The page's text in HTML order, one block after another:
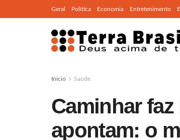
Geral Política Economia Entretenimento
Início Saúde
Caminhar
apontam: o